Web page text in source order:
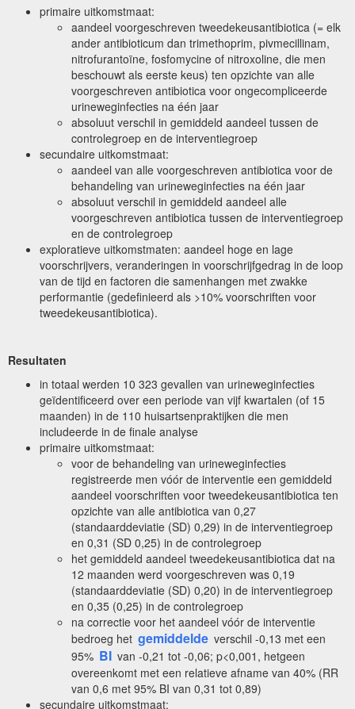
primaire uitkomstmaat:
aandeel voorgeschreven tweedekeusantibiotica (= elk
ander antibioticum dan trimethoprim, pivmecillinam,
nitrofurantoïne, fosfomycine of nitroxoline, die men
beschouwt als eerste keus) ten opzichte van alle
voorgeschreven antibiotica voor ongecompliceerde
urineweginfecties na één jaar
absoluut verschil in gemiddeld aandeel tussen de
controlegroep en de interventiegroep
secundaire uitkomstmaat:
aandeel van alle voorgeschreven antibiotica voor de
behandeling van urineweginfecties na één jaar
absoluut verschil in gemiddeld aandeel alle
voorgeschreven antibiotica tussen de interventiegroep
en de controlegroep
exploratieve uitkomstmaten: aandeel hoge en lage
voorschrijvers, veranderingen in voorschrijfgedrag in de loop
van de tijd en factoren die samenhangen met zwakke
performantie (gedefinieerd als >10% voorschriften voor
tweedekeusantibiotica).
Resultaten
in totaal werden 10 323 gevallen van urineweginfecties
geïdentificeerd over een periode van vijf kwartalen (of 15
maanden) in de 110 huisartsenpraktijken die men
includeerde in de finale analyse
primaire uitkomstmaat:
voor de behandeling van urineweginfecties
registreerde men vóór de interventie een gemiddeld
aandeel voorschriften voor tweedekeusantibiotica ten
opzichte van alle antibiotica van 0,27
(standaarddeviatie (SD) 0,29) in de interventiegroep
en 0,31 (SD 0,25) in de controlegroep
het gemiddeld aandeel tweedekeusantibiotica dat na
12 maanden werd voorgeschreven was 0,19
(standaarddeviatie (SD) 0,20) in de interventiegroep
en 0,35 (0,25) in de controlegroep
na correctie voor het aandeel vóór de interventie
bedroeg het gemiddelde verschil -0,13 met een
95% BI van -0,21 tot -0,06; p<0,001, hetgeen
overeenkomt met een relatieve afname van 40% (RR
van 0,6 met 95% BI van 0,31 tot 0,89)
secundaire uitkomstmaat: